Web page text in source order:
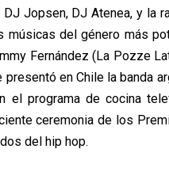
Jopsen, DJ Atenea, y la
músicas del género más
Fernández (La Pozze
en Chile la banda
el programa de cocina
ceremonia de los
del hip hop.